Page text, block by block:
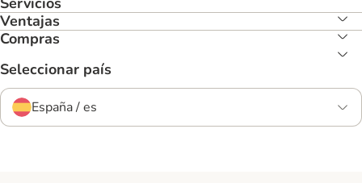
Ventajas
Compras
Seleccionar país
España / es